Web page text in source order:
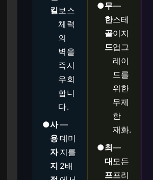
킬보스
체력
의
벽을
즉시
우회
합니
다.
●사
용
자
지
—
데미
지를
2배
●무
한
골
드
—
스테
이지
업그
레이
드를
위한
무제
한
재화.
●최
대
프
—
모든
프리